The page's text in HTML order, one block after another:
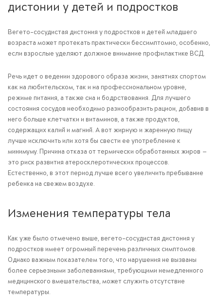
дистонии у детей и подростков
Вегето-сосудистая дистония у подростков и детей младшего
возраста может протекать практически бессимптомно, особенно,
если взрослые уделяют должное внимание профилактике ВСД.
Речь идет о ведении здорового образа жизни, занятиях спортом
как на любительском, так и на профессиональном уровне,
режиме питания, а также сна и бодрствования. Для лучшего
состояния сосудов необходимо разнообразить рацион, добавив в
него больше клетчатки и витаминов, а также продуктов,
содержащих калий и магний. А вот жирную и жаренную пищу
лучше исключить или хотя бы свести ее употребление к
минимуму. Причина отказа от термически обработанных жиров —
это риск развития атеросклеротических процессов.
Естественно, в этот период лучше всего увеличить пребывание
ребенка на свежем воздухе.
Изменения температуры тела
Как уже было отмечено выше, вегето-сосудистая дистония у
подростков имеет огромный перечень различных симптомов.
Однако важным показателем того, что нарушения не вызваны
более серьезными заболеваниями, требующими немедленного
медицинского вмешательства, может служить отсутствие
температуры.